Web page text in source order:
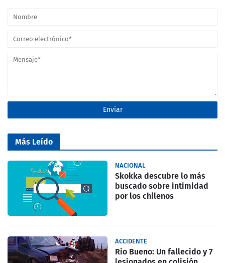
Más Leído
NACIONAL
Skokka descubre lo más
buscado sobre intimidad
por los chilenos
ACCIDENTE
Rio Bueno: Un fallecido y 7